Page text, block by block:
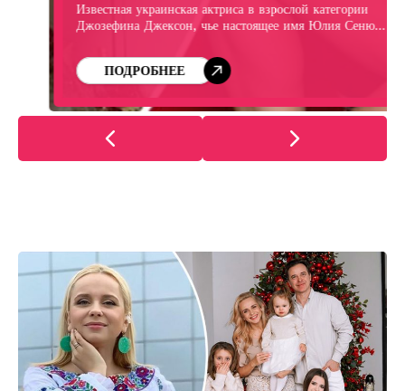
Известная украинская актриса в взрослой категории
Джозефина Джексон, чье настоящее имя Юлия Сенюк,
фотографий, сделанных во время ее зимнего отпуска в
Альпах. На изображениях 31-летняя
ПОДРОБНЕЕ